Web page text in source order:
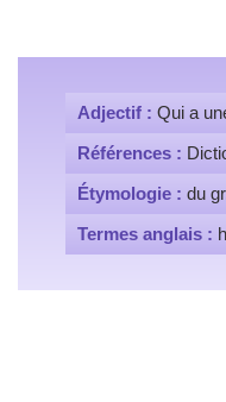
Adjectif : Qui a
Références :
Étymologie : du
Termes anglais :